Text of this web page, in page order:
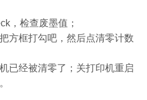
，检查废墨值；
方框打勾吧，然后点清零计数
已经被清零了；关打印机重启